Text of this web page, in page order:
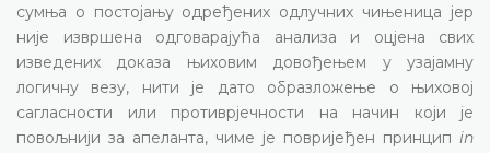
сумња о постојању одређених одлучних чињеница јер
није извршена одговарајућа анализа и оцјена свих
изведених доказа њиховим довођењем у узајамну
логичну везу, нити је дато образложење о њиховој
сагласности или противрјечности на начин који је
повољнији за апеланта, чиме је повријеђен принцип in